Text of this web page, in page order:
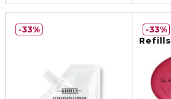
33%
Refills
33%